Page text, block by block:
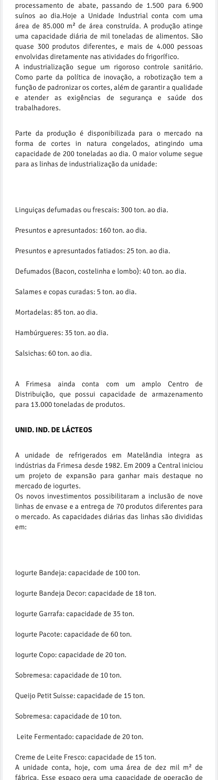
processamento de abate, passando de 1.500 para 6.900
suínos ao dia.Hoje a Unidade Industrial conta com uma
área de 85.000 m² de área construída. A produção atinge
uma capacidade diária de mil toneladas de alimentos. São
quase 300 produtos diferentes, e mais de 4.000 pessoas
envolvidas diretamente nas atividades do frigorífico.
A industrialização segue um rigoroso controle sanitário.
Como parte da política de inovação, a robotização tem a
função de padronizar os cortes, além de garantir a qualidade
e atender as exigências de segurança e saúde dos
trabalhadores.
Parte da produção é disponibilizada para o mercado na
forma de cortes in natura congelados, atingindo uma
capacidade de 200 toneladas ao dia. O maior volume segue
para as linhas de industrialização da unidade:
Linguiças defumadas ou frescais: 300 ton. ao dia.
Presuntos e apresuntados: 160 ton. ao dia.
Presuntos e apresuntados fatiados: 25 ton. ao dia.
Defumados (Bacon, costelinha e lombo): 40 ton. ao dia.
Salames e copas curadas: 5 ton. ao dia.
Mortadelas: 85 ton. ao dia.
Hambúrgueres: 35 ton. ao dia.
Salsichas: 60 ton. ao dia.
A Frimesa ainda conta com um amplo Centro de
Distribuição, que possui capacidade de armazenamento
para 13.000 toneladas de produtos.
UNID. IND. DE LÁCTEOS
A unidade de refrigerados em Matelândia integra as
indústrias da Frimesa desde 1982. Em 2009 a Central iniciou
um projeto de expansão para ganhar mais destaque no
mercado de iogurtes.
Os novos investimentos possibilitaram a inclusão de nove
linhas de envase e a entrega de 70 produtos diferentes para
o mercado. As capacidades diárias das linhas são divididas
em:
Iogurte Bandeja: capacidade de 100 ton.
Iogurte Bandeja Decor: capacidade de 18 ton.
Iogurte Garrafa: capacidade de 35 ton.
Iogurte Pacote: capacidade de 60 ton.
Iogurte Copo: capacidade de 20 ton.
Sobremesa: capacidade de 10 ton.
Queijo Petit Suisse: capacidade de 15 ton.
Sobremesa: capacidade de 10 ton.
Leite Fermentado: capacidade de 20 ton.
Creme de Leite Fresco: capacidade de 15 ton.
A unidade conta, hoje, com uma área de dez mil m² de
fábrica. Esse espaço gera uma capacidade de operação de